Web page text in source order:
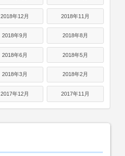
2018年12月 2018年11月
2018年9月 2018年8月
2018年6月 2018年5月
2018年3月 2018年2月
2017年12月 2017年11月